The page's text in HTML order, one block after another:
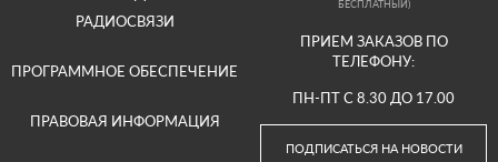
РАДИОСВЯЗИ
ПРОГРАММНОЕ ОБЕСПЕЧЕНИЕ
ПРАВОВАЯ ИНФОРМАЦИЯ
БЕСПЛАТНЫЙ)
ПРИЕМ ЗАКАЗОВ ПО
ТЕЛЕФОНУ:
ПН-ПТ С 8.30 ДО 17.00
ПОДПИСАТЬСЯ НА НОВОСТИ